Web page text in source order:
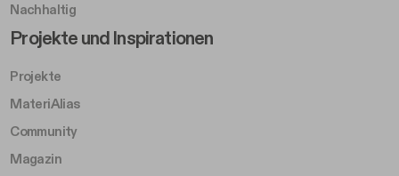
Nachhaltig
Footer Left Middle B
Projekte und Inspirationen
Projekte
MateriAlias
Community
Magazin